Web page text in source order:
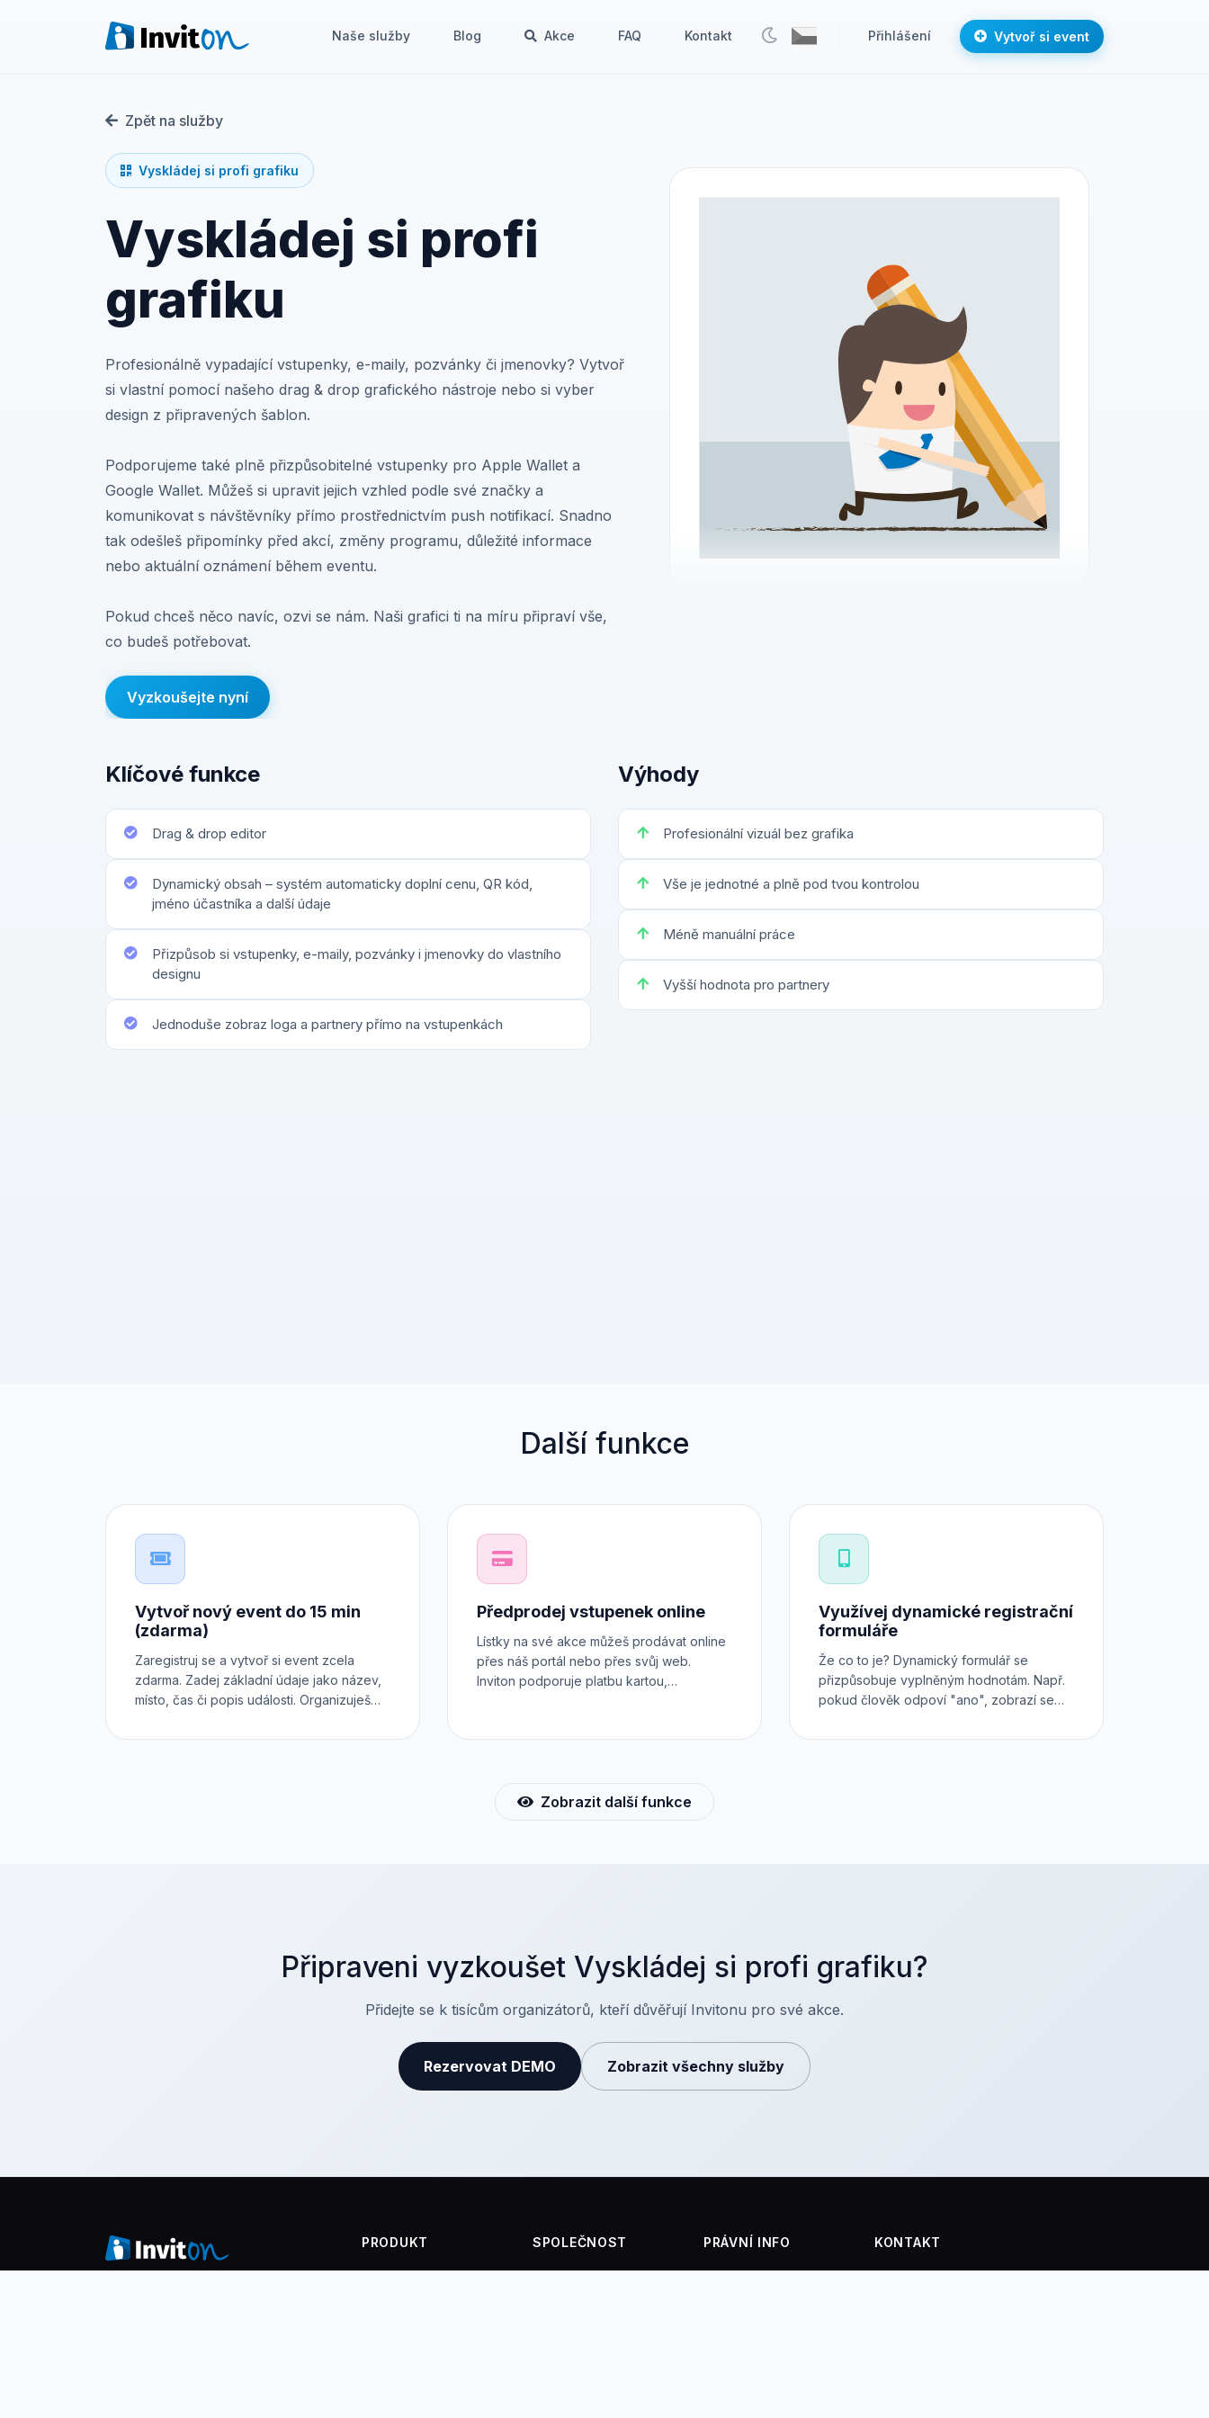
Naše služby Blog Akce FAQ Kontakt Přihlášení Vytvoř si event
Naše služby
Blog
Akce
FAQ
Kontakt
Přepnout na tmavý režim
Přihlášení
Zpět na služby
Vyskládej si profi grafiku
Vyskládej si profi
grafiku
Profesionálně vypadající vstupenky, e-maily, pozvánky či jmenovky? Vytvoř
si vlastní pomocí našeho drag & drop grafického nástroje nebo si vyber
design z připravených šablon.
Podporujeme také plně přizpůsobitelné vstupenky pro Apple Wallet a
Google Wallet. Můžeš si upravit jejich vzhled podle své značky a
komunikovat s návštěvníky přímo prostřednictvím push notifikací. Snadno
tak odešleš připomínky před akcí, změny programu, důležité informace
nebo aktuální oznámení během eventu.
Pokud chceš něco navíc, ozvi se nám. Naši grafici ti na míru připraví vše,
co budeš potřebovat.
Vyzkoušejte nyní
Klíčové funkce
Drag & drop editor
Dynamický obsah – systém automaticky doplní cenu, QR kód,
jméno účastníka a další údaje
Přizpůsob si vstupenky, e-maily, pozvánky i jmenovky do vlastního
designu
Jednoduše zobraz loga a partnery přímo na vstupenkách
Výhody
Profesionální vizuál bez grafika
Vše je jednotné a plně pod tvou kontrolou
Méně manuální práce
Vyšší hodnota pro partnery
Další funkce
Vytvoř nový event do 15 min
(zdarma)
Zaregistruj se a vytvoř si event zcela
zdarma. Zadej základní údaje jako název,
místo, čas či popis události. Organizuješ
koncert? Zařaď ho do správné kategorie.
Předprodej vstupenek online
Lístky na své akce můžeš prodávat online
přes náš portál nebo přes svůj web.
Inviton podporuje platbu kartou,
zabezpečeny přes platební systém 24-
a to přes iframe, API nebo plugin.
Využívej dynamické registrační
formuláře
Že co to je? Dynamický formulář se
přizpůsobuje vyplněným hodnotám. Např.
pokud člověk odpoví "ano", zobrazí se
nezobrazí a pod. Použij náš intuitivní
Zobrazit další funkce
Připraveni vyzkoušet Vyskládej si profi grafiku?
Přidejte se k tisícům organizátorů, kteří důvěřují Invitonu pro své akce.
Rezervovat DEMO Zobrazit všechny služby
PRODUKT SPOLEČNOST PRÁVNÍ INFO KONTAKT